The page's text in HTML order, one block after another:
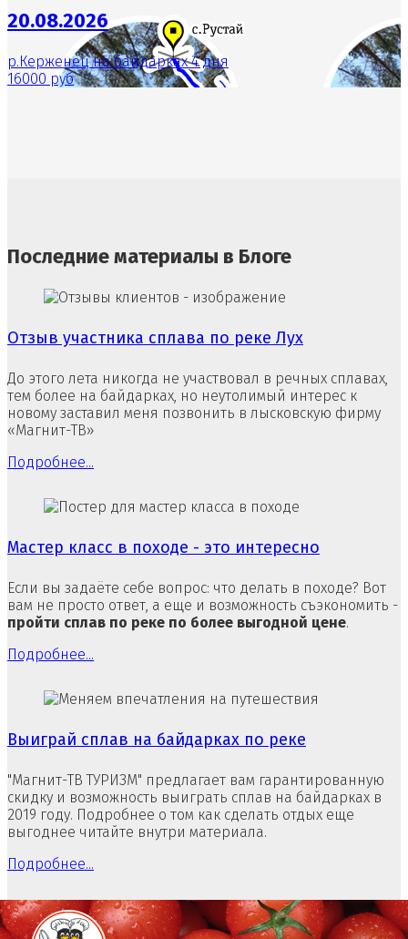
20.08.2026
р.Керженец на байдарках 4 дня
16000 руб
Последние материалы в Блоге
Отзыв участника сплава по реке Лух
До этого лета никогда не участвовал в речных сплавах,
тем более на байдарках, но неутолимый интерес к
новому заставил меня позвонить в лысковскую фирму
«Магнит-ТВ»
Подробнее...
Мастер класс в походе - это интересно
Если вы задаёте себе вопрос: что делать в походе? Вот
вам не просто ответ, а еще и возможность съэкономить -
пройти сплав по реке по более выгодной цене.
Подробнее...
Выиграй сплав на байдарках по реке
"Магнит-ТВ ТУРИЗМ" предлагает вам гарантированную
скидку и возможность выиграть сплав на байдарках в
2019 году. Подробнее о том как сделать отдых еще
выгоднее читайте внутри материала.
Подробнее...